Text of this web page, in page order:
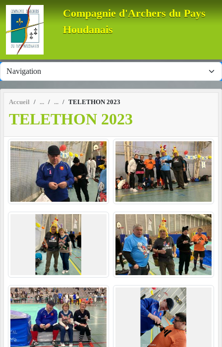
Compagnie d'Archers du Pays
Houdanais
Accueil TELETHON 2023
TELETHON 2023
Panneau de gestion des cookies